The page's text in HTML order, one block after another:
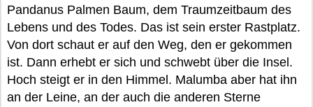
Pandanus Palmen Baum, dem Traumzeitbaum des
Lebens und des Todes. Das ist sein erster Rastplatz.
Von dort schaut er auf den Weg, den er gekommen
ist. Dann erhebt er sich und schwebt über die Insel.
Hoch steigt er in den Himmel. Malumba aber hat ihn
an der Leine, an der auch die anderen Sterne